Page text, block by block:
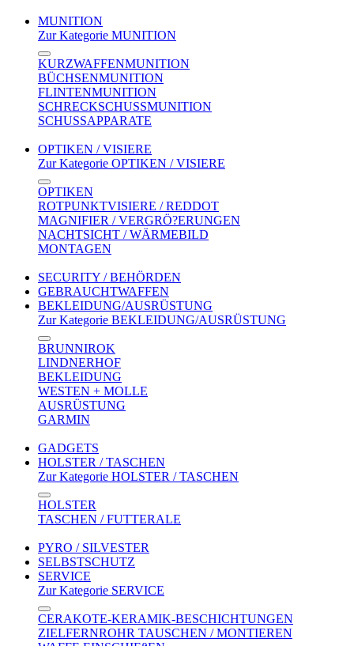
MUNITION
Zur Kategorie MUNITION
KURZWAFFENMUNITION
BÜCHSENMUNITION
FLINTENMUNITION
SCHRECKSCHUSSMUNITION
SCHUSSAPPARATE
OPTIKEN / VISIERE
Zur Kategorie OPTIKEN / VISIERE
OPTIKEN
ROTPUNKTVISIERE / REDDOT
MAGNIFIER / VERGRÖ?ERUNGEN
NACHTSICHT / WÄRMEBILD
MONTAGEN
SECURITY / BEHÖRDEN
GEBRAUCHTWAFFEN
BEKLEIDUNG/AUSRÜSTUNG
Zur Kategorie BEKLEIDUNG/AUSRÜSTUNG
BRUNNIROK
LINDNERHOF
BEKLEIDUNG
WESTEN + MOLLE
AUSRÜSTUNG
GARMIN
GADGETS
HOLSTER / TASCHEN
Zur Kategorie HOLSTER / TASCHEN
HOLSTER
TASCHEN / FUTTERALE
PYRO / SILVESTER
SELBSTSCHUTZ
SERVICE
Zur Kategorie SERVICE
CERAKOTE-KERAMIK-BESCHICHTUNGEN
ZIELFERNROHR TAUSCHEN / MONTIEREN